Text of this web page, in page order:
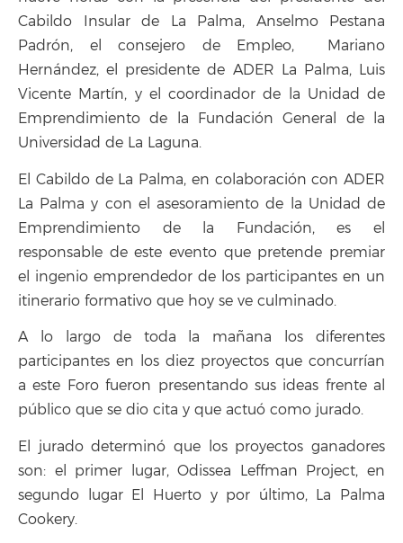
Cabildo Insular de La Palma, Anselmo Pestana
Padrón, el consejero de Empleo, Mariano
Hernández, el presidente de ADER La Palma, Luis
Vicente Martín, y el coordinador de la Unidad de
Emprendimiento de la Fundación General de la
Universidad de La Laguna.
El Cabildo de La Palma, en colaboración con ADER
La Palma y con el asesoramiento de la Unidad de
Emprendimiento de la Fundación, es el
responsable de este evento que pretende premiar
el ingenio emprendedor de los participantes en un
itinerario formativo que hoy se ve culminado.
A lo largo de toda la mañana los diferentes
participantes en los diez proyectos que concurrían
a este Foro fueron presentando sus ideas frente al
público que se dio cita y que actuó como jurado.
El jurado determinó que los proyectos ganadores
son: el primer lugar, Odissea Leffman Project, en
segundo lugar El Huerto y por último, La Palma
Cookery.